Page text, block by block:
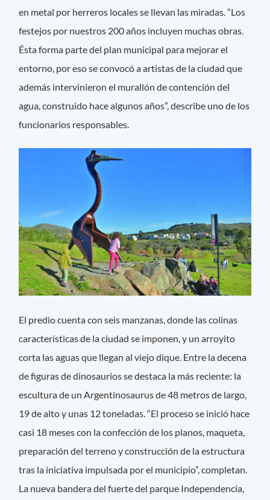
en metal por herreros locales se llevan las miradas. “Los
festejos por nuestros 200 años incluyen muchas obras.
Ésta forma parte del plan municipal para mejorar el
entorno, por eso se convocó a artistas de la ciudad que
además intervinieron el murallón de contención del
agua, construido hace algunos años”, describe uno de los
funcionarios responsables.
El predio cuenta con seis manzanas, donde las colinas
características de la ciudad se imponen, y un arroyito
corta las aguas que llegan al viejo dique. Entre la decena
de figuras de dinosaurios se destaca la más reciente: la
escultura de un Argentinosaurus de 48 metros de largo,
19 de alto y unas 12 toneladas. “El proceso se inició hace
casi 18 meses con la confección de los planos, maqueta,
preparación del terreno y construcción de la estructura
tras la iniciativa impulsada por el municipio”, completan.
La nueva bandera del fuerte del parque Independencia,